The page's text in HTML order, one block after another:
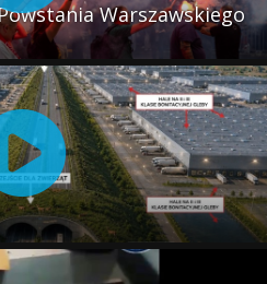
Warszawskiego